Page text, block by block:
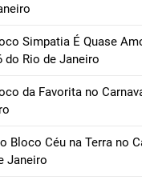
Simpatia É Quase
do Rio de Janeiro
da Favorita no
Bloco Céu na Terra no
Janeiro